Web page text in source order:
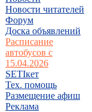
Новости читателей
Форум
Доска объявлений
Расписание
автобусов с
15.04.2026
SETIкет
Тех. помощь
Размещение афиш
Реклама